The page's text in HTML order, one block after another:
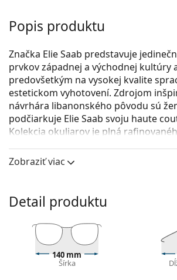
Popis produktu
Značka Elie Saab predstavuje
prvkov západnej a východnej kultúry
predovšetkým na vysokej kvalite
estetickom vyhotovení. Zdrojom
návrhára libanonského pôvodu sú
podčiarkuje Elie Saab svoju haute
Kolekcia okuliarov je plná
Elie Saab ES 071 086 16 53
Okuliarové rámy
pleti a so svetlohnedými, čiernymi
blond vlasmi.
Štvorcové rámy sú ideálnou
okrúhly, oválny alebo
Zobraziť viac
Detail produktu
140 mm
Šírka